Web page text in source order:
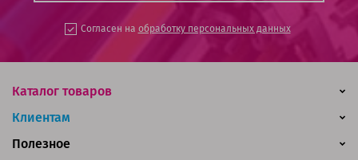
Согласен на обработку персональных данных
Каталог товаров
Клиентам
Полезное